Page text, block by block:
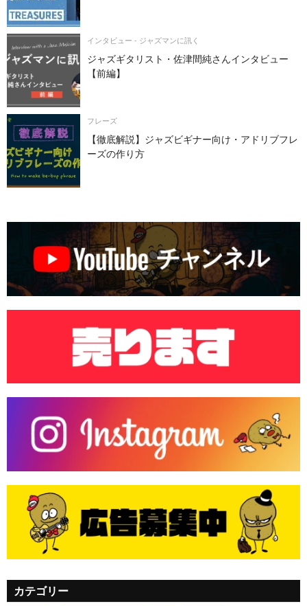
インタビュー - ジャズマンに訊く
ジャズギタリスト・佐津間純さんインタビュー
【前編】
フレーズ
【徹底解説】ジャズビギナー向け・アドリブフレ
ーズの作り方
カテゴリー